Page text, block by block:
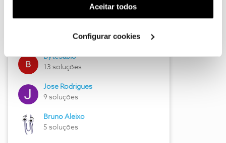
(cookies de publicidade personalizada). Pode gerir a
utilização dos cookies clicando em "Configurar
Aceitar todos
Configurar cookies
Hall of Fame de julho
17 soluções
ByteSábio
13 soluções
Jose Rodrigues
9 soluções
Bruno Aleixo
5 soluções